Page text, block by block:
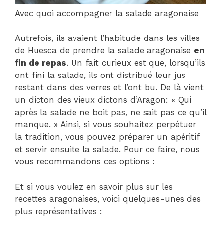
Avec quoi accompagner la salade aragonaise
Autrefois, ils avaient l’habitude dans les villes
de Huesca de prendre la salade aragonaise en
fin de repas. Un fait curieux est que, lorsqu’ils
ont fini la salade, ils ont distribué leur jus
restant dans des verres et l’ont bu. De là vient
un dicton des vieux dictons d’Aragon: « Qui
après la salade ne boit pas, ne sait pas ce qu’il
manque. » Ainsi, si vous souhaitez perpétuer
la tradition, vous pouvez préparer un apéritif
et servir ensuite la salade. Pour ce faire, nous
vous recommandons ces options :
Et si vous voulez en savoir plus sur les
recettes aragonaises, voici quelques-unes des
plus représentatives :